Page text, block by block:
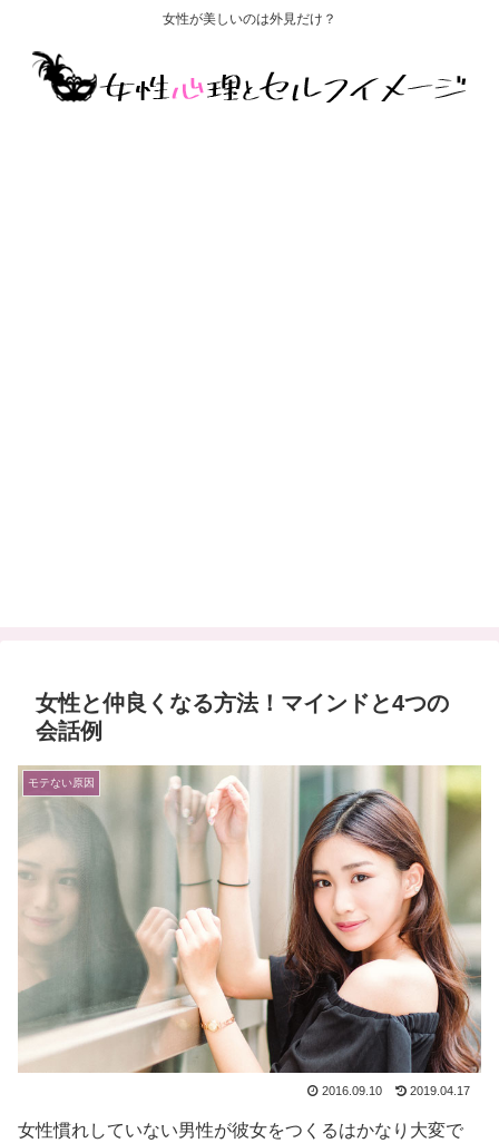
女性が美しいのは外見だけ？
女性と仲良くなる方法！マインドと4つの
会話例
モテない原因
2016.09.10 2019.04.17
女性慣れしていない男性が彼女をつくるはかなり大変で